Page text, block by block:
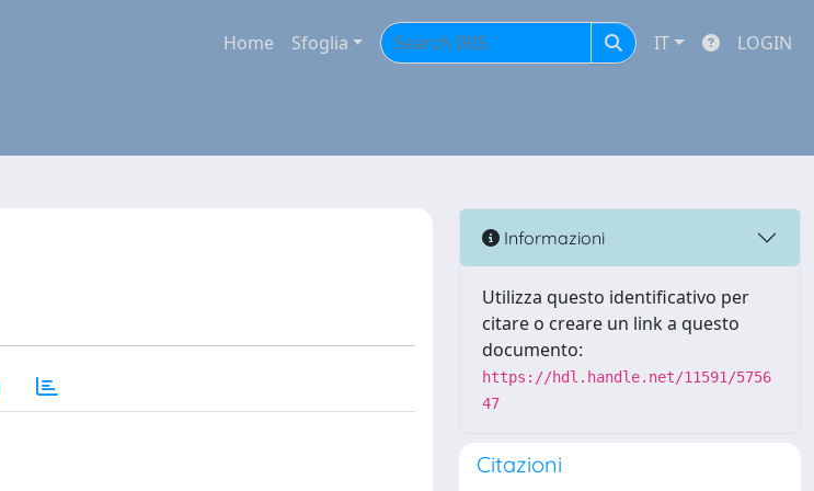
Home Sfoglia IT LOGIN
Informazioni
Utilizza questo identificativo per
citare o creare un link a questo
documento:
https://hdl.handle.net/11591/5756
47
Citazioni